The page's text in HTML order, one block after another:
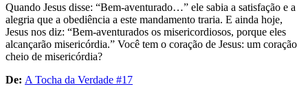
Quando Jesus disse: “Bem-aventurado…” ele sabia a satisfação e a
alegria que a obediência a este mandamento traria. E ainda hoje,
Jesus nos diz: “Bem-aventurados os misericordiosos, porque eles
alcançarão misericórdia.” Você tem o coração de Jesus: um coração
cheio de misericórdia?
De: A Tocha da Verdade #17